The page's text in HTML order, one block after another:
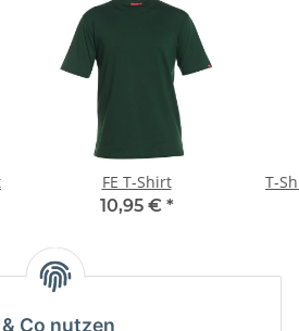
FE T-Shirt
10,95 € *
T-
Co nutzen